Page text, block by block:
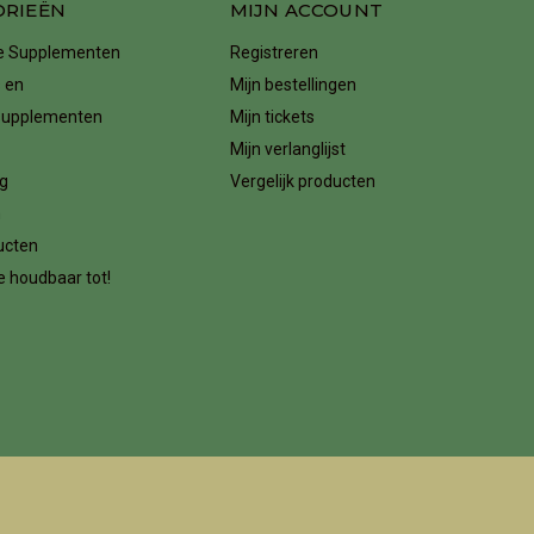
Supplementen
en
houdbaar tot!
MIJN ACCOUNT
Registreren
Mijn bestellingen
Mijn tickets
Mijn verlanglijst
Vergelijk producten